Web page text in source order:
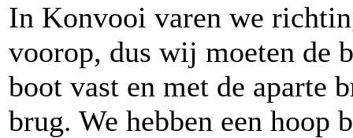
In Konvooi varen we
voorop, dus wij moeten de
boot vast en met de aparte
brug. We hebben een